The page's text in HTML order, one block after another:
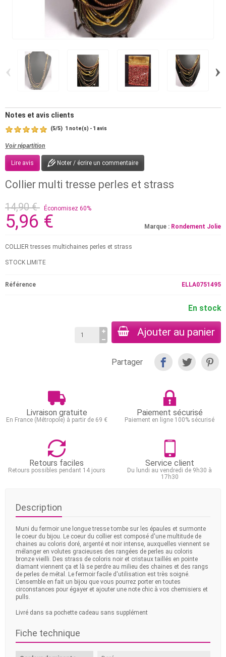
‹ ›
Notes et avis clients
(5/5) 1 note(s) - 1 avis
Voir répartition
Lire avis Noter / écrire un commentaire
Collier multi tresse perles et strass
Marque : Rondement Jolie
14,90 € Économisez 60%
5,96 €
COLLIER tresses multichaines perles et strass
STOCK LIMITE
Référence ELLA0751495
En stock
Ajouter au panier
Partager
Livraison gratuite
En France (Métropole) à partir de 69 €
Paiement sécurisé
Paiement en ligne 100% sécurisé
Retours faciles
Retours possibles pendant 14 jours
Service client
Du lundi au vendredi de 9h30 à
17h30
Description
Muni du fermoir une longue tresse tombe sur les épaules et surmonte
le coeur du bijou. Le coeur du collier est composé d'une multitude de
chaines au coloris doré, argenté et noir intense, auxquelles viennent se
mélanger en volutes gracieuses des rangées de perles au coloris
bronze vieilli. Des strass de coloris noir et cristaux taillés en pointe
diamant viennent ça et là se perdre au milieu des chaines et des rangs
de perles de métal. Le fermoir facile d'utilisation est très soigné.
L'ensemble en fait un bijou que vous pourrez porter en toutes
circonstances pour égayer et ajouter une note chic à vos chemisiers et
pulls.
Livré dans sa pochette cadeau sans supplément
Fiche technique